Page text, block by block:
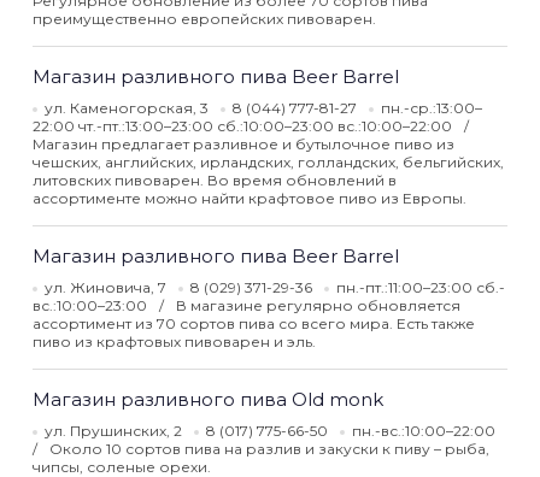
преимущественно европейских пивоварен.
Магазин разливного пива Beer Barrel
ул. Каменогорская, 3 8 (044) 777-81-27
пн.-ср.:13:00–
22:00 чт.-пт.:13:00–23:00 сб.:10:00–23:00 вс.:10:00–22:00
Магазин предлагает разливное и бутылочное пиво из
чешских, английских, ирландских, голландских, бельгийских,
литовских пивоварен. Во время обновлений в
ассортименте можно найти крафтовое пиво из Европы.
Магазин разливного пива Beer Barrel
ул. Жиновича, 7 8 (029) 371-29-36
пн.-пт.:11:00–23:00 сб.-
вс.:10:00–23:00
В магазине регулярно обновляется
ассортимент из 70 сортов пива со всего мира. Есть также
пиво из крафтовых пивоварен и эль.
Магазин разливного пива Old monk
ул. Прушинских, 2 8 (017) 775-66-50
пн.-вс.:10:00–22:00
Около 10 сортов пива на разлив и закуски к пиву – рыба,
чипсы, соленые орехи.